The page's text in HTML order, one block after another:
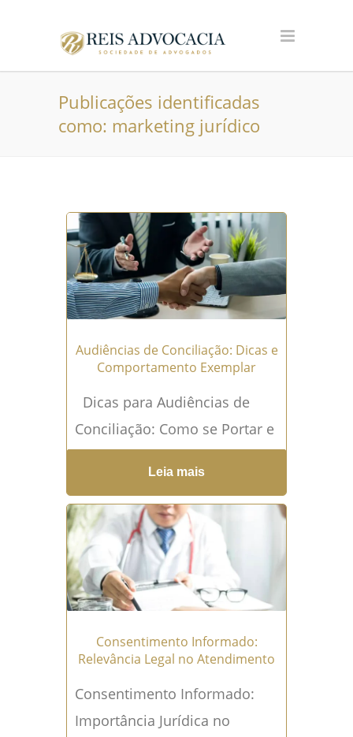
Publicações identificadas
como: marketing jurídico
Audiências de Conciliação: Dicas e
Comportamento Exemplar
Dicas para Audiências de
Conciliação: Como se Portar e
o que Esperar Conciliação são
momentos de extrema
relevância no cenário
jurídico,...Leia mais →
Leia mais
Consentimento Informado:
Relevância Legal no Atendimento
Consentimento Informado:
Importância Jurídica no